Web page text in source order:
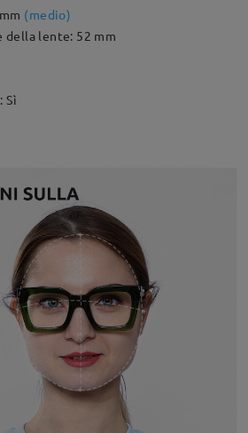
(medio)
della lente: 52 mm
Sì